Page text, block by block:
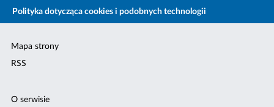
Polityka dotycząca cookies i podobnych technologii
Mapa strony
RSS
O serwisie